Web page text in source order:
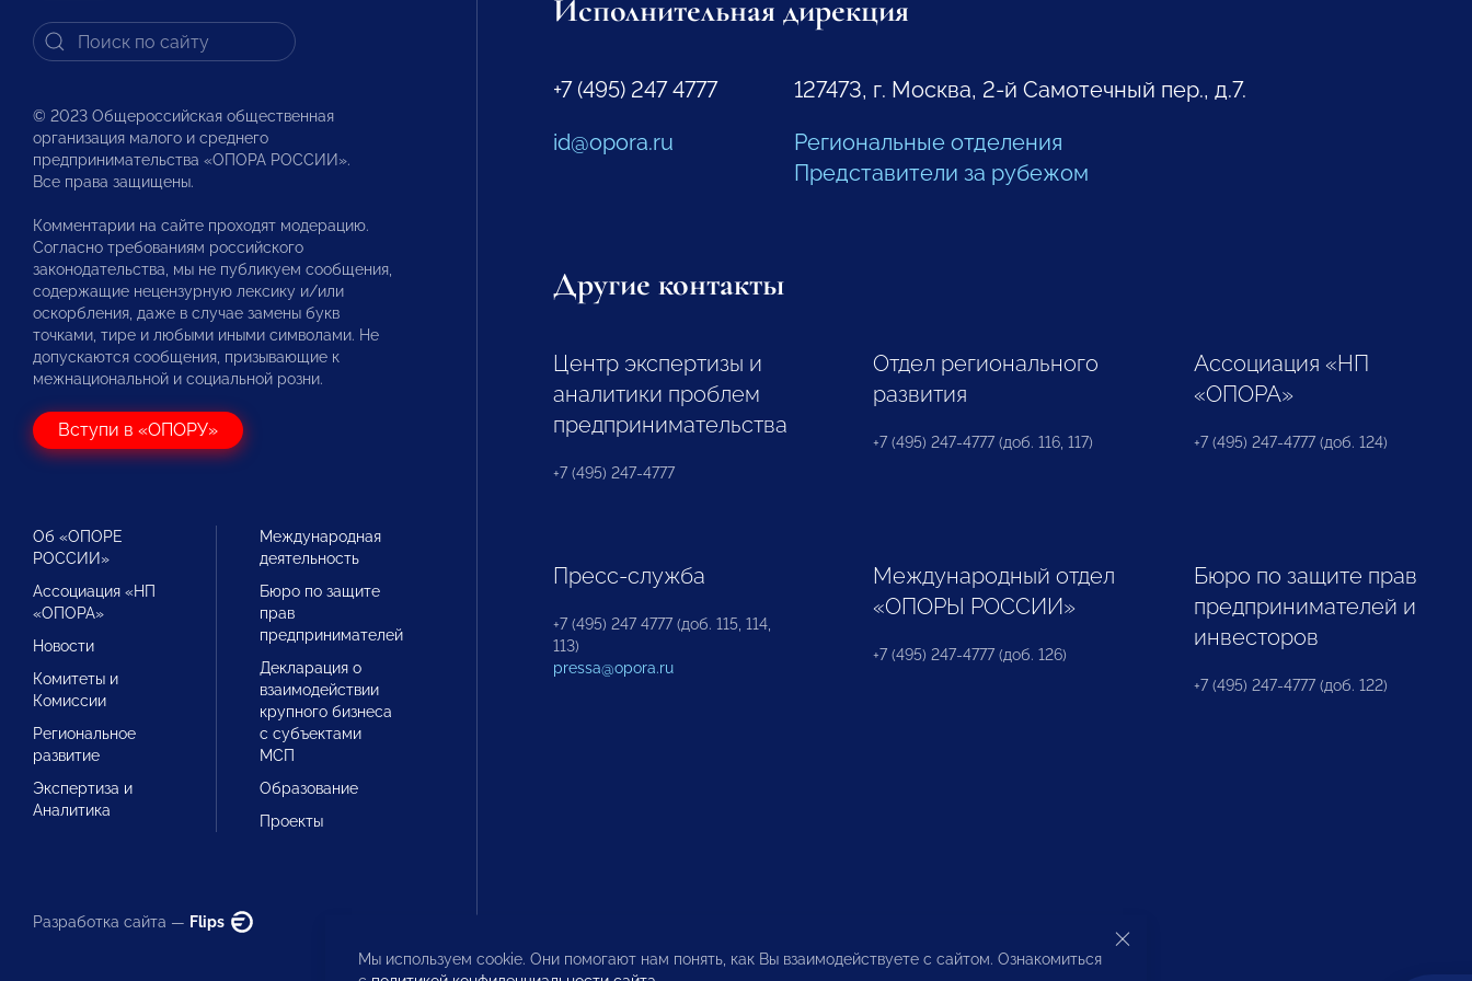
© 2023 Общероссийская общественная
организация малого и среднего
предпринимательства «ОПОРА РОССИИ».
Все права защищены.
Комментарии на сайте проходят модерацию.
Согласно требованиям российского
законодательства, мы не публикуем сообщения,
содержащие нецензурную лексику и/или
оскорбления, даже в случае замены букв
точками, тире и любыми иными символами. Не
допускаются сообщения, призывающие к
межнациональной и социальной розни.
Вступи в «ОПОРУ»
Об «ОПОРЕ
РОССИИ»
Ассоциация «НП
«ОПОРА»
Новости
Комитеты и
Комиссии
Региональное
развитие
Экспертиза и
Аналитика
Международная
деятельность
Бюро по защите
прав
предпринимателей
Декларация о
взаимодействии
крупного бизнеса
с субъектами
МСП
Образование
Проекты
Разработка сайта — Flips
Исполнительная дирекция
+7 (495) 247 4777
id@opora.ru
127473, г. Москва, 2-й Самотечный пер., д.7.
Региональные отделения
Представители за рубежом
Другие контакты
Центр экспертизы и
аналитики проблем
предпринимательства
+7 (495) 247-4777
Отдел регионального
развития
+7 (495) 247-4777 (доб. 116, 117)
Ассоциация «НП
«ОПОРА»
+7 (495) 247-4777 (доб. 124)
Пресс-служба
+7 (495) 247 4777 (доб. 115, 114,
113)
pressa@opora.ru
Международный отдел
«ОПОРЫ РОССИИ»
+7 (495) 247-4777 (доб. 126)
Бюро по защите прав
предпринимателей и
инвесторов
+7 (495) 247-4777 (доб. 122)
Мы используем cookie. Они помогают нам понять, как Вы взаимодействуете с сайтом. Ознакомиться